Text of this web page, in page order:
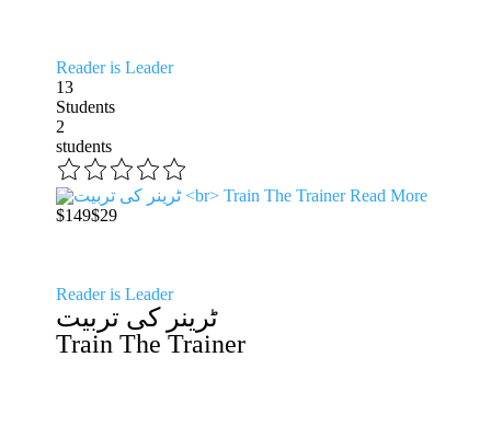
Reader is Leader
13
Students
2
students
Read More
$149$29
Reader is Leader
ٹرینر کی تربیت
Train The Trainer